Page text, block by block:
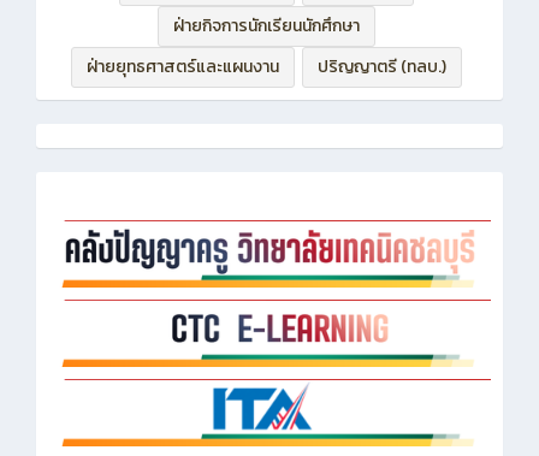
ฝ่ายกิจการนักเรียนนักศึกษา
ฝ่ายยุทธศาสตร์และแผนงาน
ปริญญาตรี (ทลบ.)